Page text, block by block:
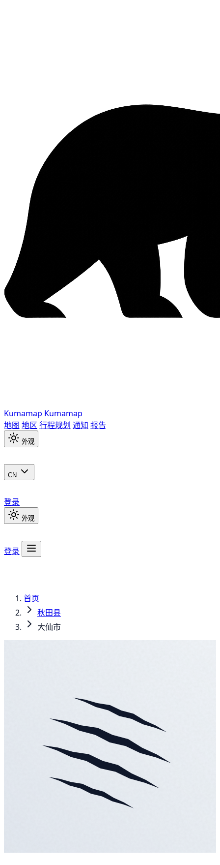
Kumamap Kumamap
地图 地区 行程规划 通知 报告
外观
CN
登录
外观
登录
首页
秋田县
大仙市